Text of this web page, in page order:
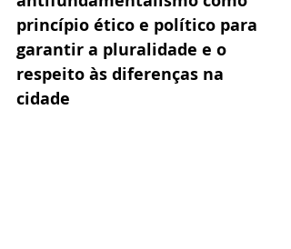
princípio ético e político para
garantir a pluralidade e o
respeito às diferenças na
cidade